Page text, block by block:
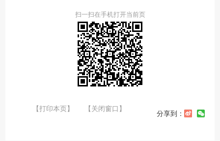
扫一扫在手机打开当前页
【打印本页】 【关闭窗口】 分享到：